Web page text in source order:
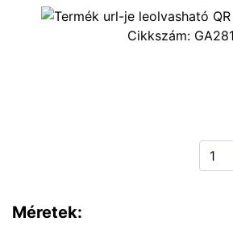
Cikkszám: GA281
Méretek: